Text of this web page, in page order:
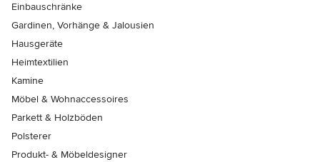
Einbauschränke
Gardinen, Vorhänge & Jalousien
Hausgeräte
Heimtextilien
Kamine
Möbel & Wohnaccessoires
Parkett & Holzböden
Polsterer
Produkt- & Möbeldesigner